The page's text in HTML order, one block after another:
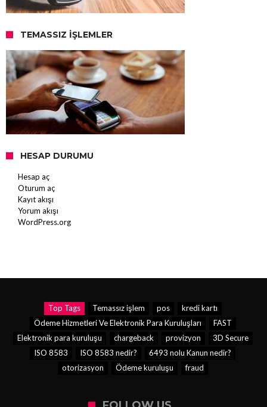
TEMASSIZ İŞLEMLER
HESAP DURUMU
Hesap aç
Oturum aç
Kayıt akışı
Yorum akışı
WordPress.org
Top Tags Temassız işlem pos
kredi kartı
Ödeme Hizmetleri Ve Elektronik Para Kuruluşları
FAST
Elektronik para kuruluşu
chargeback provizyon
3D Secure
ISO 8583
ISO 8583 nedir?
6493 nolu Kanun nedir?
otorizasyon
Ödeme kuruluşu fraud